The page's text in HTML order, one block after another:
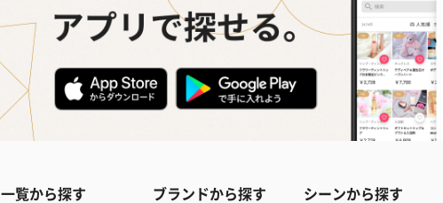
一覧から探す ブランドから探す シーンから探す